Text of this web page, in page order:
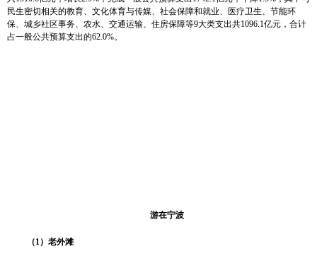
民生密切相关的教育、文化体育与传媒、社会保障和就业、医疗卫生、节能环
保、城乡社区事务、农水、交通运输、住房保障等9大类支出共1096.1亿元，合计
占一般公共预算支出的62.0%。
游在宁波
（1）老外滩